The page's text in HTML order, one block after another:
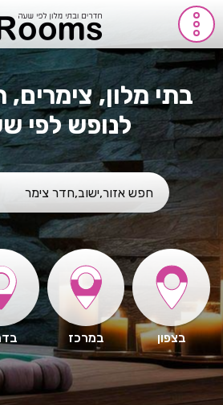
בתי מלון, צימרים,
לנופש לפי
בצפון במרכז